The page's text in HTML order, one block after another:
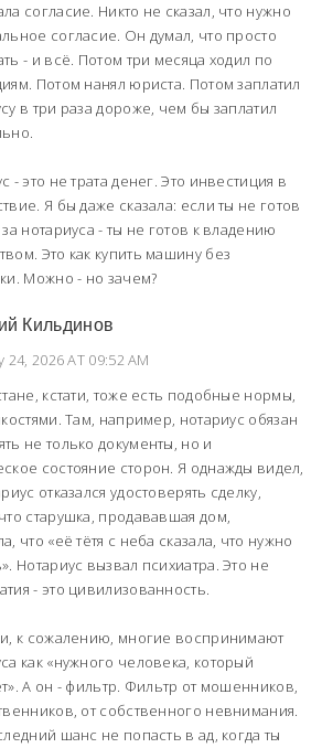
согласие. Никто не сказал, что нужно
согласие. Он думал, что просто
- и всё. Потом три месяца ходил по
Потом нанял юриста. Потом заплатил
в три раза дороже, чем бы заплатил
- это не трата денег. Это инвестиция в
Я бы даже сказала: если ты не готов
за нотариуса - ты не готов к владению
Это как купить машину без
Можно - но зачем?
Кильдинов
24, 2026 AT 09:52 AM
кстати, тоже есть подобные нормы,
Там, например, нотариус обязан
не только документы, но и
состояние сторон. Я однажды видел,
отказался удостоверять сделку,
старушка, продававшая дом,
что «её тётя с неба сказала, что нужно
Нотариус вызвал психиатра. Это не
- это цивилизованность.
к сожалению, многие воспринимают
как «нужного человека, который
А он - фильтр. Фильтр от мошенников,
от собственного невнимания.
шанс не попасть в ад, когда ты